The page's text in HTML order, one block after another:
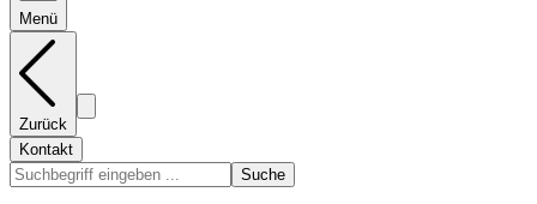
Menü
Zurück
Kontakt
Suche